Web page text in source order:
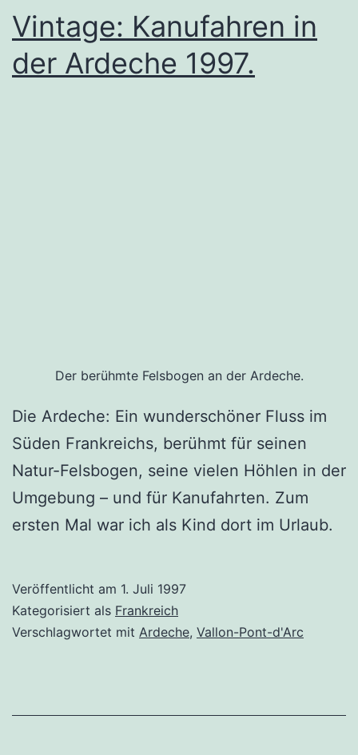
Vintage: Kanufahren in
der Ardeche 1997.
Der berühmte Felsbogen an der Ardeche.
Die Ardeche: Ein wunderschöner Fluss im
Süden Frankreichs, berühmt für seinen
Natur-Felsbogen, seine vielen Höhlen in der
Umgebung – und für Kanufahrten. Zum
ersten Mal war ich als Kind dort im Urlaub.
Veröffentlicht am 1. Juli 1997
Kategorisiert als Frankreich
Verschlagwortet mit Ardeche, Vallon-Pont-d'Arc